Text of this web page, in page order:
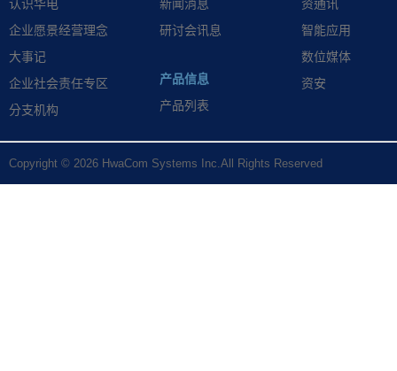
认识华电
企业愿景经营理念
大事记
企业社会责任专区
分支机构
新闻消息
研讨会讯息
产品信息
产品列表
资通讯
智能应用
数位媒体
资安
Copyright © 2026 HwaCom Systems Inc.All Rights Reserved